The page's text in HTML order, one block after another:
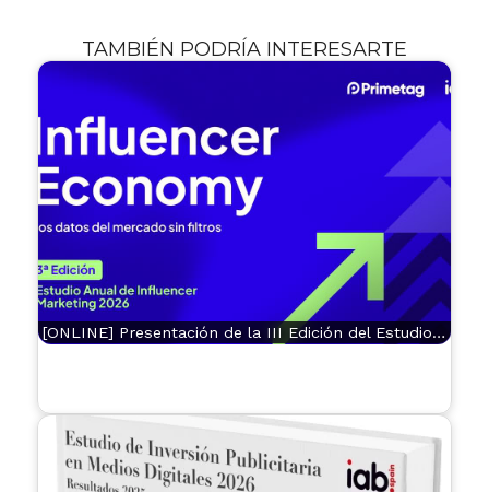
TAMBIÉN PODRÍA INTERESARTE
[ONLINE] Presentación de la III Edición del Estudio…